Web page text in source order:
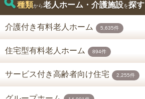
種類から老人ホーム・介護施設を探す
介護付き有料老人ホーム 5,635件
住宅型有料老人ホーム 894件
サービス付き高齢者向け住宅 2,255件